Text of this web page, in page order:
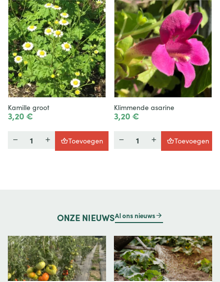
Kamille groot
3,20 €
Toevoegen
Klimmende asarine
3,20 €
Toevoegen
ONZE NIEUWSAl ons nieuws